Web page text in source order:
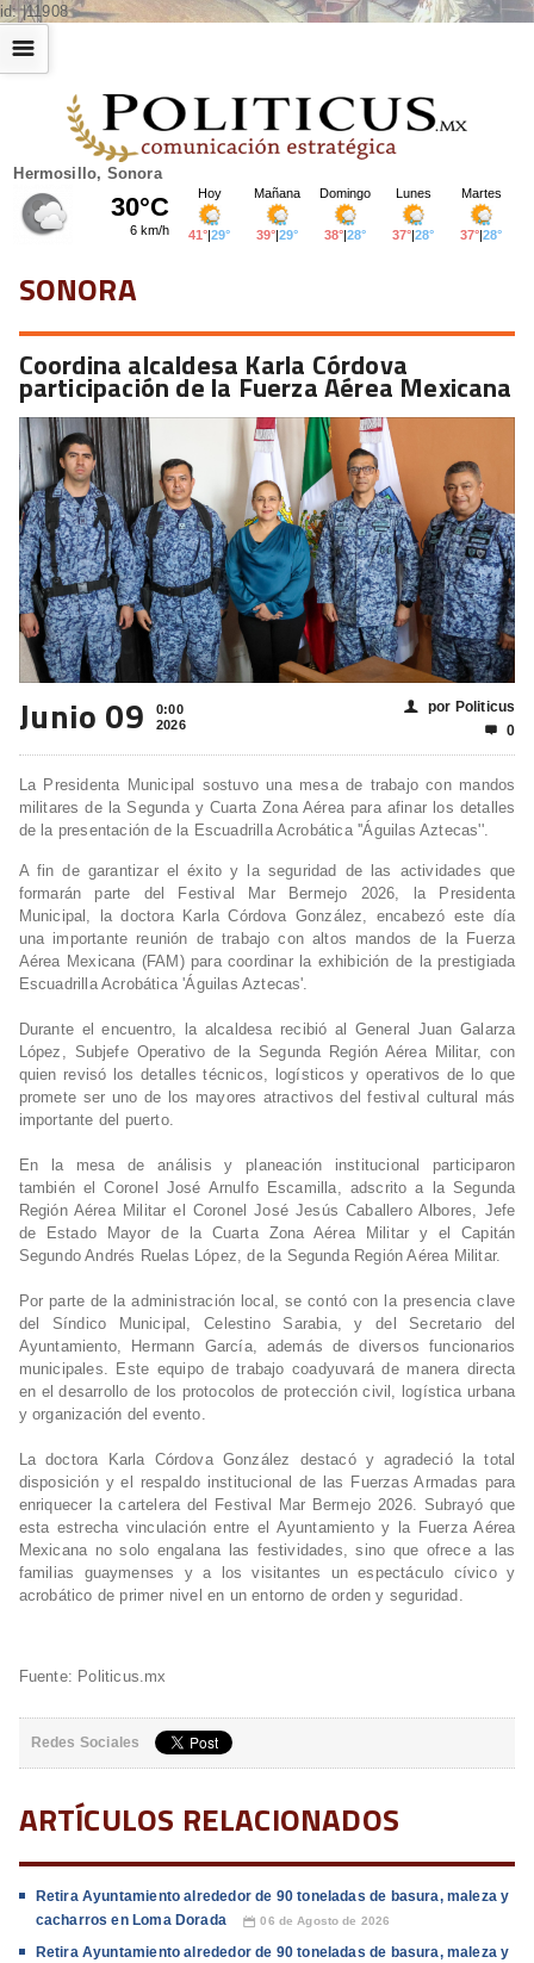
id: |11908
Hermosillo, Sonora
☰
SONORA
Coordina alcaldesa Karla Córdova
participación de la Fuerza Aérea Mexicana
Junio 09
0:00
2026
👤 por Politicus
 0
La Presidenta Municipal sostuvo una mesa de trabajo con mandos
militares de la Segunda y Cuarta Zona Aérea para afinar los detalles
de la presentación de la Escuadrilla Acrobática ''Águilas Aztecas''.
A fin de garantizar el éxito y la seguridad de las actividades que
formarán parte del Festival Mar Bermejo 2026, la Presidenta
Municipal, la doctora Karla Córdova González, encabezó este día
una importante reunión de trabajo con altos mandos de la Fuerza
Aérea Mexicana (FAM) para coordinar la exhibición de la prestigiada
Escuadrilla Acrobática 'Águilas Aztecas'.
Durante el encuentro, la alcaldesa recibió al General Juan Galarza
López, Subjefe Operativo de la Segunda Región Aérea Militar, con
quien revisó los detalles técnicos, logísticos y operativos de lo que
promete ser uno de los mayores atractivos del festival cultural más
importante del puerto.
En la mesa de análisis y planeación institucional participaron
también el Coronel José Arnulfo Escamilla, adscrito a la Segunda
Región Aérea Militar el Coronel José Jesús Caballero Albores, Jefe
de Estado Mayor de la Cuarta Zona Aérea Militar y el Capitán
Segundo Andrés Ruelas López, de la Segunda Región Aérea Militar.
Por parte de la administración local, se contó con la presencia clave
del Síndico Municipal, Celestino Sarabia, y del Secretario del
Ayuntamiento, Hermann García, además de diversos funcionarios
municipales. Este equipo de trabajo coadyuvará de manera directa
en el desarrollo de los protocolos de protección civil, logística urbana
y organización del evento.
La doctora Karla Córdova González destacó y agradeció la total
disposición y el respaldo institucional de las Fuerzas Armadas para
enriquecer la cartelera del Festival Mar Bermejo 2026. Subrayó que
esta estrecha vinculación entre el Ayuntamiento y la Fuerza Aérea
Mexicana no solo engalana las festividades, sino que ofrece a las
familias guaymenses y a los visitantes un espectáculo cívico y
acrobático de primer nivel en un entorno de orden y seguridad.
Fuente: Politicus.mx
Redes Sociales
ARTÍCULOS RELACIONADOS
Retira Ayuntamiento alrededor de 90 toneladas de basura, maleza y
cacharros en Loma Dorada
📅 06 de Agosto de 2026
Retira Ayuntamiento alrededor de 90 toneladas de basura, maleza y